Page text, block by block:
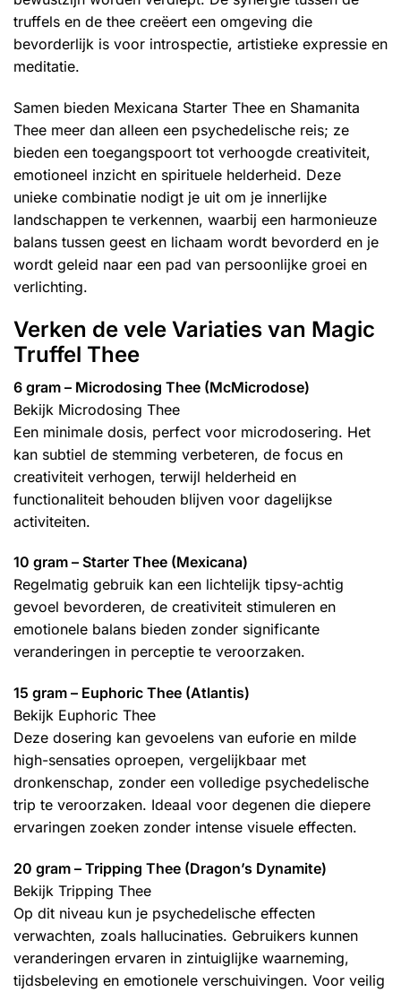
truffels en de thee creëert een omgeving die
bevorderlijk is voor introspectie, artistieke expressie en
meditatie.
Samen bieden Mexicana Starter Thee en Shamanita
Thee meer dan alleen een psychedelische reis; ze
bieden een toegangspoort tot verhoogde creativiteit,
emotioneel inzicht en spirituele helderheid. Deze
unieke combinatie nodigt je uit om je innerlijke
landschappen te verkennen, waarbij een harmonieuze
balans tussen geest en lichaam wordt bevorderd en je
wordt geleid naar een pad van persoonlijke groei en
verlichting.
Verken de vele Variaties van Magic
Truffel Thee
6 gram – Microdosing Thee (McMicrodose)
Bekijk Microdosing Thee
Een minimale dosis, perfect voor microdosering. Het
kan subtiel de stemming verbeteren, de focus en
creativiteit verhogen, terwijl helderheid en
functionaliteit behouden blijven voor dagelijkse
activiteiten.
10 gram – Starter Thee (Mexicana)
Regelmatig gebruik kan een lichtelijk tipsy-achtig
gevoel bevorderen, de creativiteit stimuleren en
emotionele balans bieden zonder significante
veranderingen in perceptie te veroorzaken.
15 gram – Euphoric Thee (Atlantis)
Bekijk Euphoric Thee
Deze dosering kan gevoelens van euforie en milde
high-sensaties oproepen, vergelijkbaar met
dronkenschap, zonder een volledige psychedelische
trip te veroorzaken. Ideaal voor degenen die diepere
ervaringen zoeken zonder intense visuele effecten.
20 gram – Tripping Thee (Dragon’s Dynamite)
Bekijk Tripping Thee
Op dit niveau kun je psychedelische effecten
verwachten, zoals hallucinaties. Gebruikers kunnen
veranderingen ervaren in zintuiglijke waarneming,
tijdsbeleving en emotionele verschuivingen. Voor veilig